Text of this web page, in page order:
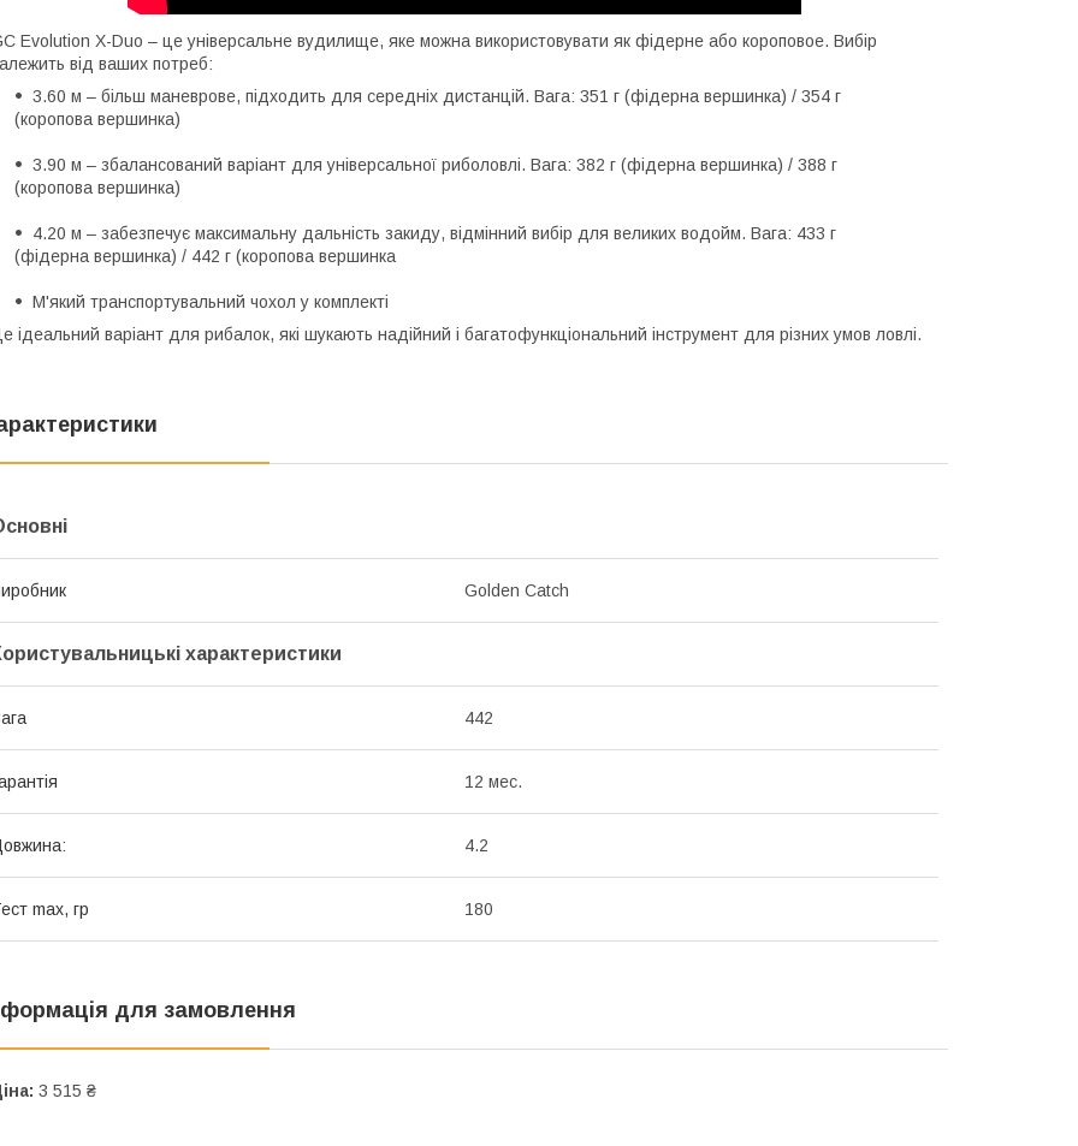
Evolution X-Duo – це універсальне вудилище, яке можна використовувати як фідерне або короповое. Вибір
від ваших потреб:
3.60 м – більш маневрове, підходить для середніх дистанцій. Вага: 351 г (фідерна вершинка) / 354 г
(коропова вершинка)
3.90 м – збалансований варіант для універсальної риболовлі. Вага: 382 г (фідерна вершинка) / 388 г
(коропова вершинка)
4.20 м – забезпечує максимальну дальність закиду, відмінний вибір для великих водойм. Вага: 433 г
(фідерна вершинка) / 442 г (коропова вершинка
М'який транспортувальний чохол у комплекті
ідеальний варіант для рибалок, які шукають надійний і багатофункціональний інструмент для різних умов ловлі.
Golden Catch
характеристики
442
12 мес.
4.2
max, гр 180
для замовлення
3 515 ₴